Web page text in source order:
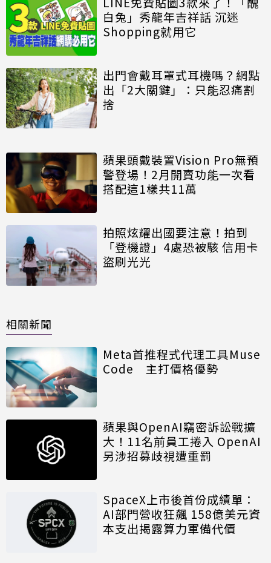
白兔」秀龍年吉祥話 沉迷
Shopping就用它
出門會戴耳罩式耳機嗎？網點
出「2大關鍵」：只能忍痛割
捨
蘋果頭戴裝置Vision Pro無預
警登場！2月開賣功能一次看
搭配這1樣共11萬
拍照炫耀出國要注意！拍到
「登機證」4處恐被駭 信用卡
盜刷光光
相關新聞
Meta首推程式代理工具Muse
Code 主打價格優勢
蘋果與OpenAI竊密訴訟戰擴
大！11名前員工捲入 OpenAI
另涉招募歧視遭重罰
SpaceX上市後首份成績單：
AI部門營收狂飆 158億美元資
本支出揭露算力軍備代價